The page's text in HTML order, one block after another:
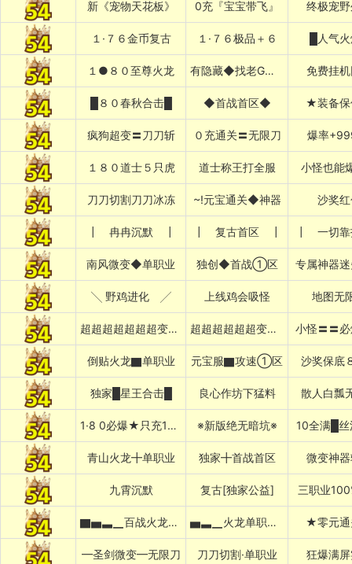
新《宠物天花板》 0充『宝宝带飞』 终极宠
１·７６金币复古 １·７６极品＋６ █人气
１●８０至尊火龙 有隐藏◆找老G退款 免费挂
█８０春秋合击█ ◆首战首区◆ ★装备
疯狗超变〓刀刀斩 ０充通关〓无限刀 爆率
１８０道士５只虎 道士称王打全服 小怪也能
刀刀切割刀刀冰冻 ~!元宝通关◆神器 沙奖
┃ 冉冉沉默 ┃ ┃ 复古首区 ┃ ┃ 一切
南风微变◆单职业 独创◆首战①区 专属神器
╲ 野鸡进化 ╱ 上线鸡会吸怪 地图无
超超超超超超超变变变变 超超超超超超变变变变变 小怪〓〓
倒贴火龙▇单职业 元宝服▇攻速①区 沙奖保底
独家█星王合击█ 良心作坊下猛料 散人白瓢
1·8 0必爆★只充10元 ※新版绝无暗坑※ 10全满█丝
青山火龙╋单职业 独家╋首战首区 微变神
九霄沉默 复古[独家公益] 三职业
▇▅▃▁百战火龙▁▃▅▇ ▅▃▁火龙单职业▁▃▅ ★零元
━圣剑微变━无限刀 刀刀切割·单职业 狂爆满